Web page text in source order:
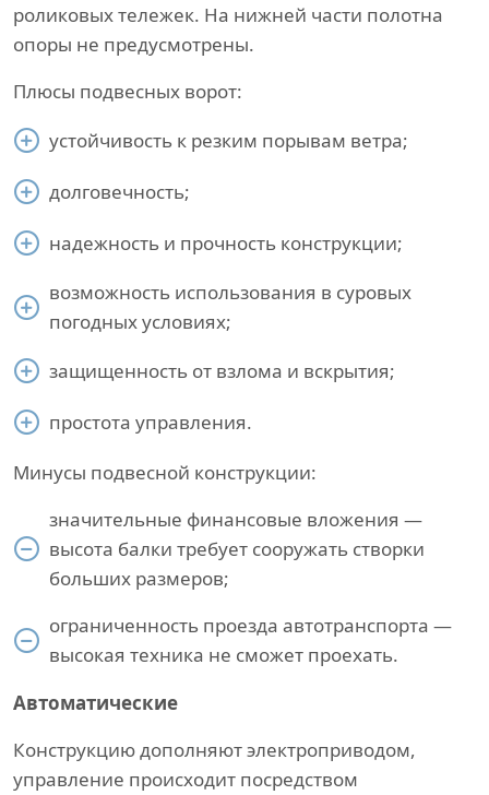
роликовых тележек. На нижней части полотна
опоры не предусмотрены.
Плюсы подвесных ворот:
устойчивость к резким порывам ветра;
долговечность;
надежность и прочность конструкции;
возможность использования в суровых
погодных условиях;
защищенность от взлома и вскрытия;
простота управления.
Минусы подвесной конструкции:
значительные финансовые вложения —
высота балки требует сооружать створки
больших размеров;
ограниченность проезда автотранспорта —
высокая техника не сможет проехать.
Автоматические
Конструкцию дополняют электроприводом,
управление происходит посредством